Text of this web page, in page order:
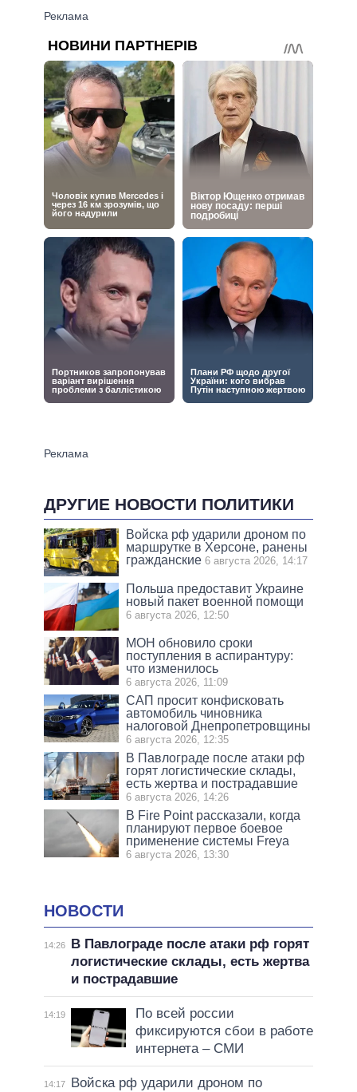
ДРУГИЕ НОВОСТИ ПОЛИТИКИ
Войска рф ударили дроном по
маршрутке в Херсоне, ранены
гражданские 6 августа 2026, 14:17
Польша предоставит Украине
новый пакет военной помощи
6 августа 2026, 12:50
МОН обновило сроки
поступления в аспирантуру:
что изменилось
6 августа 2026, 11:09
САП просит конфисковать
автомобиль чиновника
налоговой Днепропетровщины
6 августа 2026, 12:35
В Павлограде после атаки рф
горят логистические склады,
есть жертва и пострадавшие
6 августа 2026, 14:26
В Fire Point рассказали, когда
планируют первое боевое
применение системы Freya
6 августа 2026, 13:30
НОВОСТИ
14:26
В Павлограде после атаки рф горят
логистические склады, есть жертва
и пострадавшие
14:19
По всей россии
фиксируются сбои в работе
интернета – СМИ
14:17
Войска рф ударили дроном по